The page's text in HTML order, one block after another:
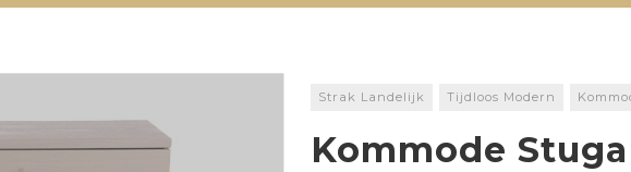
Strak Landelijk Tijdloos Modern
Kommode Stuga